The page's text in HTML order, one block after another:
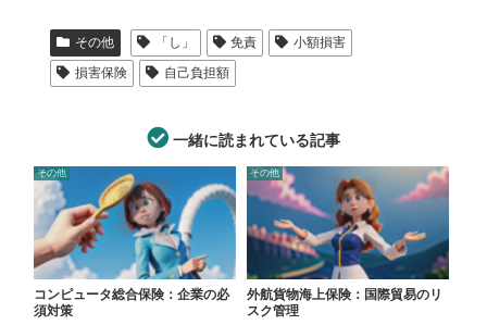
その他 「し」 免責
小額損害
損害保険
自己負担額
一緒に読まれている記事
その他
コンピュータ総合保険：企業の必
須対策
その他
外航貨物海上保険：国際貿易のリ
スク管理